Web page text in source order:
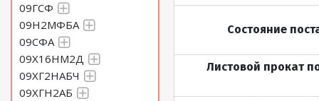
09ГСФ
09Н2МФБА
09СФА
09Х16НМ2Д
09ХГ2НАБЧ
09ХГН2АБ
Состояние
Листовой прокат